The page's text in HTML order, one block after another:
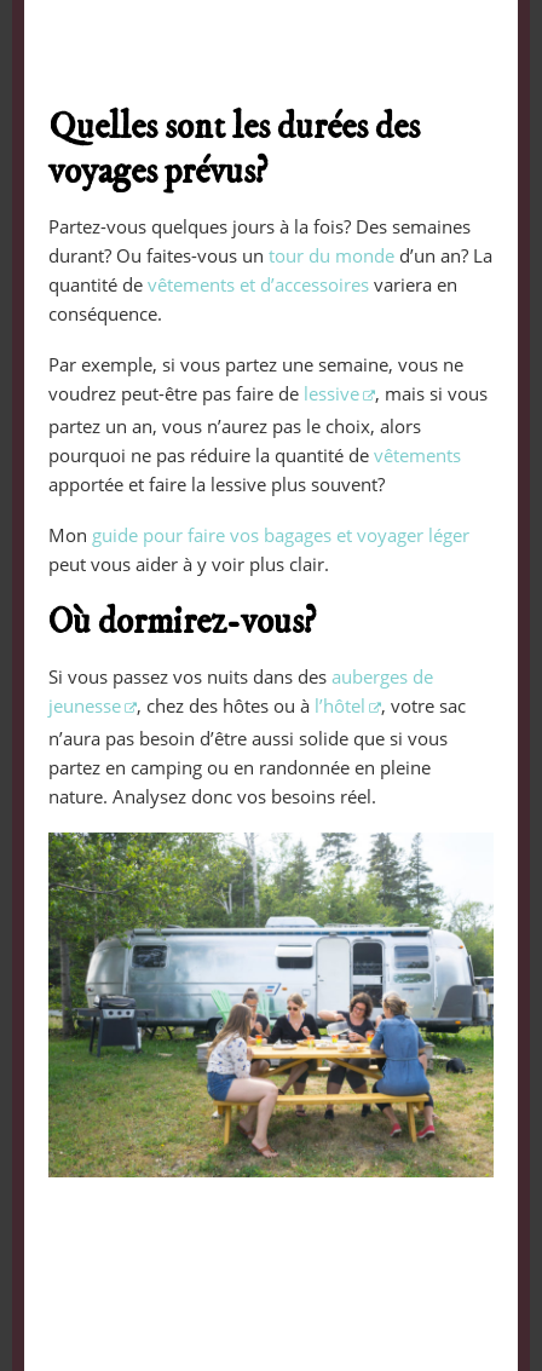
Quelles sont les durées des
voyages prévus?
Partez-vous quelques jours à la fois? Des semaines
durant? Ou faites-vous un tour du monde d’un an? La
quantité de vêtements et d’accessoires variera en
conséquence.
Par exemple, si vous partez une semaine, vous ne
voudrez peut-être pas faire de lessive
, mais si vous
partez un an, vous n’aurez pas le choix, alors
pourquoi ne pas réduire la quantité de vêtements
apportée et faire la lessive plus souvent?
Mon guide pour faire vos bagages et voyager léger
peut vous aider à y voir plus clair.
Où dormirez-vous?
Si vous passez vos nuits dans des auberges de
jeunesse
, chez des hôtes ou à l’hôtel
, votre sac
n’aura pas besoin d’être aussi solide que si vous
partez en camping ou en randonnée en pleine
nature. Analysez donc vos besoins réel.